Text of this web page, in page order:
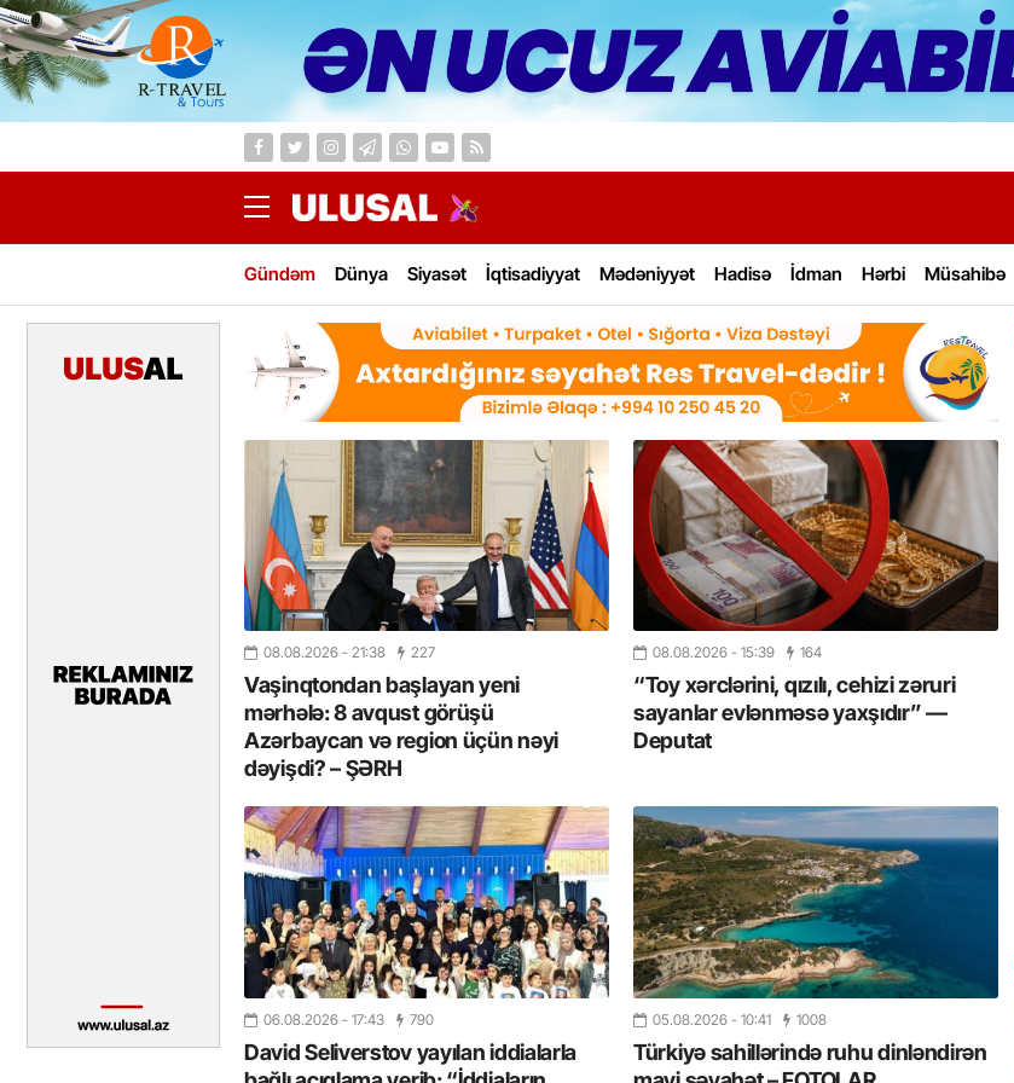
Gündəm Dünya Siyasət İqtisadiyyat Mədəniyyət Hadisə İdman Hərbi Müsahibə
08.08.2026 - 21:38 227
Vaşinqtondan başlayan yeni
mərhələ: 8 avqust görüşü
Azərbaycan və region üçün nəyi
dəyişdi? – ŞƏRH
08.08.2026 - 15:39 164
“Toy xərclərini, qızılı, cehizi zəruri
sayanlar evlənməsə yaxşıdır” —
Deputat
06.08.2026 - 17:43 790
David Seliverstov yayılan iddialarla
05.08.2026 - 10:41 1008
Türkiyə sahillərində ruhu dinləndirən